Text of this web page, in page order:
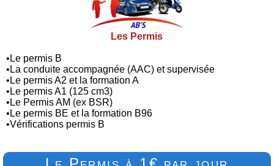
Les Permis
• Le permis B
• La conduite accompagnée (AAC) et supervisée
• Le permis A2 et la formation A
• Le permis A1 (125 cm3)
• Le Permis AM (ex BSR)
• Le permis BE et la formation B96
•Vérifications permis B